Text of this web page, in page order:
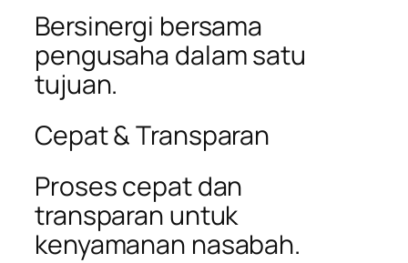
Bersinergi bersama
pengusaha dalam satu
tujuan.
Cepat & Transparan
Proses cepat dan
transparan untuk
kenyamanan nasabah.